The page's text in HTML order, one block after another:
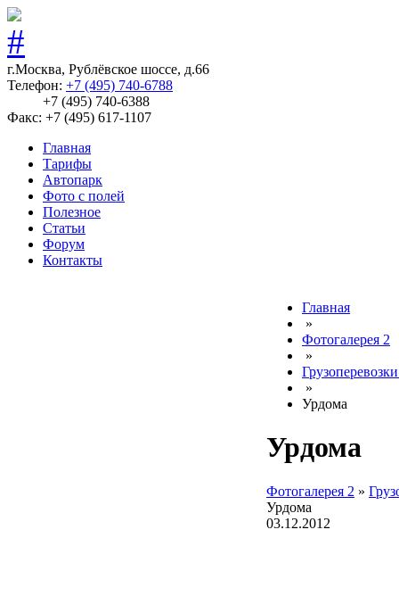
г.Москва, Рублёвское шоссе, д.66
Телефон: +7 (495) 740-6788
+7 (495) 740-6388
Факс: +7 (495) 617-1107
Главная
Тарифы
Автопарк
Фото с полей
Полезное
Статьи
Форум
Контакты
Главная
»
Фотогалерея 2
»
»
Урдома
Урдома
Фотогалерея 2 »
Урдома
03.12.2012